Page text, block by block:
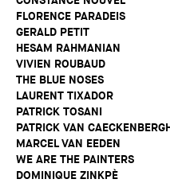
FLORENCE PARADEIS
GERALD PETIT
HESAM RAHMANIAN
VIVIEN ROUBAUD
THE BLUE NOSES
LAURENT TIXADOR
PATRICK TOSANI
PATRICK VAN
MARCEL VAN EEDEN
WE ARE THE PAINTERS
DOMINIQUE ZINKPÈ